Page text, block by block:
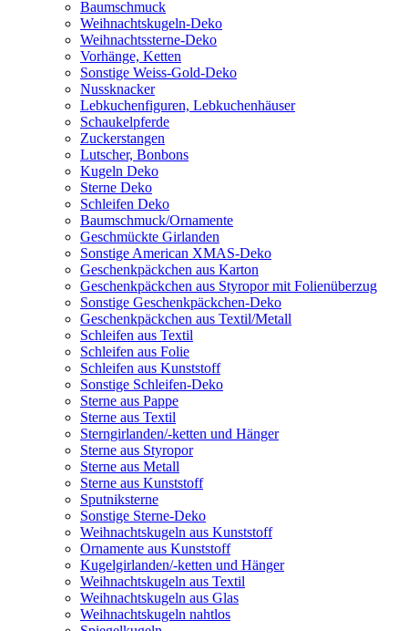
Baumschmuck
Weihnachtskugeln-Deko
Weihnachtssterne-Deko
Vorhänge, Ketten
Sonstige Weiss-Gold-Deko
Nussknacker
Lebkuchenfiguren, Lebkuchenhäuser
Schaukelpferde
Zuckerstangen
Lutscher, Bonbons
Kugeln Deko
Sterne Deko
Schleifen Deko
Baumschmuck/Ornamente
Geschmückte Girlanden
Sonstige American XMAS-Deko
Geschenkpäckchen aus Karton
Geschenkpäckchen aus Styropor mit Folienüberzug
Sonstige Geschenkpäckchen-Deko
Geschenkpäckchen aus Textil/Metall
Schleifen aus Textil
Schleifen aus Folie
Schleifen aus Kunststoff
Sonstige Schleifen-Deko
Sterne aus Pappe
Sterne aus Textil
Sterngirlanden/-ketten und Hänger
Sterne aus Styropor
Sterne aus Metall
Sterne aus Kunststoff
Sputniksterne
Sonstige Sterne-Deko
Weihnachtskugeln aus Kunststoff
Ornamente aus Kunststoff
Kugelgirlanden/-ketten und Hänger
Weihnachtskugeln aus Textil
Weihnachtskugeln aus Glas
Weihnachtskugeln nahtlos